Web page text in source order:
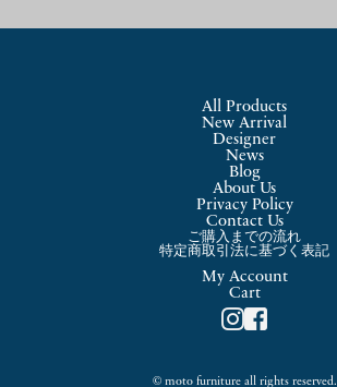
All Products
New Arrival
Designer
News
Blog
About Us
Privacy Policy
Contact Us
ご購入までの流れ
特定商取引法に基づく表記
My Account
Cart
© moto furniture all rights reserved.